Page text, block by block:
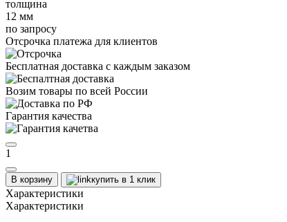
толщина
12 мм
по запросу
Отсрочка платежа для клиентов
Бесплатная доставка с каждым заказом
Возим товары по всей России
Гарантия качества
1
В корзину купить в 1 клик
Характеристики
Характеристики